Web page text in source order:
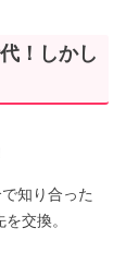
！しかし
知り合った
交換。